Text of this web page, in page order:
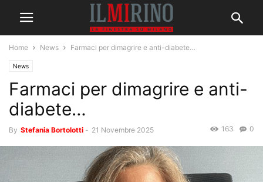
Home News Farmaci per dimagrire e anti-diabete…
News
Farmaci per dimagrire e anti-
diabete…
By Stefania Bortolotti - 21 Novembre 2025 0
163